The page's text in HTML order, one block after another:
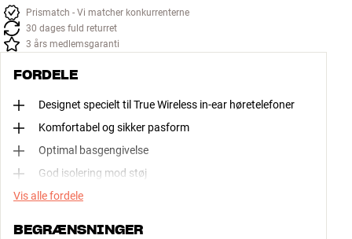
Prismatch - Vi matcher konkurrenterne
30 dages fuld returret
3 års medlemsgaranti
FORDELE
Designet specielt til True Wireless in-ear høretelefoner
Komfortabel og sikker pasform
Optimal basgengivelse
God isolering mod støj
Vis alle fordele
BEGRÆNSNINGER